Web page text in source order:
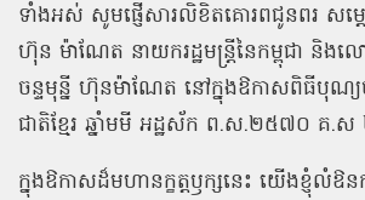
ទាំងអស់ សូមផ្ញើសារលិខិតគោរពជូនពរ សម្ដ
ហ៊ុន ម៉ាណែត នាយករដ្ឋមន្ត្រីនៃកម្ពុជា និង
ចន្ទមុន្នី ហ៊ុនម៉ាណែត នៅក្នុងឱកាសពិធីបុណ្យ
ជាតិខ្មែរ ឆ្នាំមមី អដ្ឋស័ក ព.ស.២៥៧០ គ.
ក្នុងឱកាសដ៏មហានក្ខត្តឫក្សនេះ យើងខ្ញុំលំឱ